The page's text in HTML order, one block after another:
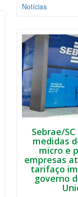
Notícias
Sebrae/
medidas
micro e
empresas
tarifaço
governo